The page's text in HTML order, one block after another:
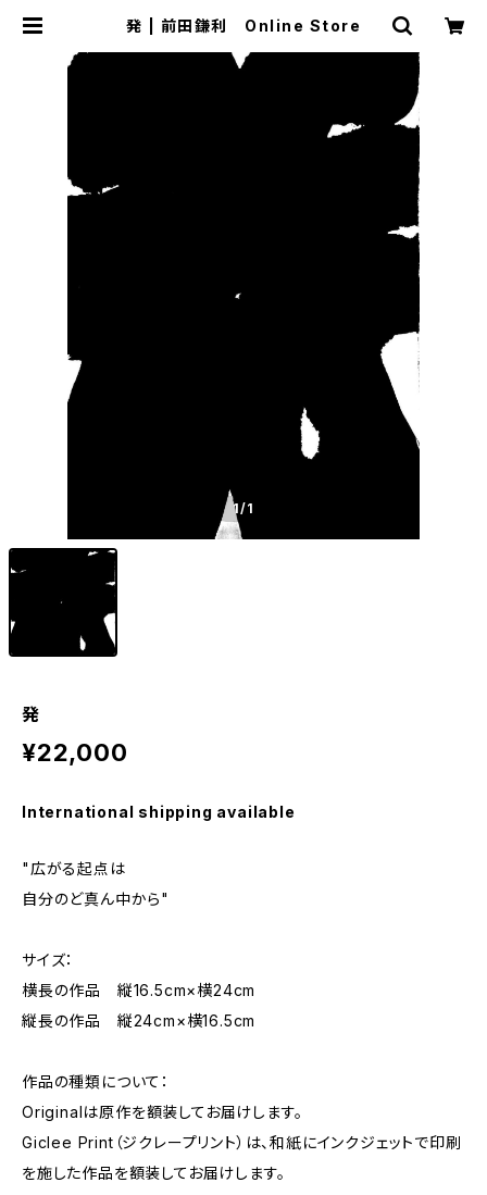
発 | 前田鎌利 Online Store
1/1
発
¥22,000
International shipping available
"広がる起点は
自分のど真ん中から"
サイズ：
横長の作品 縦16.5cm×横24cm
縦長の作品 縦24cm×横16.5cm
作品の種類について：
Originalは原作を額装してお届けします。
Giclee Print（ジクレープリント）は、和紙にインクジェットで印刷
を施した作品を額装してお届けします。